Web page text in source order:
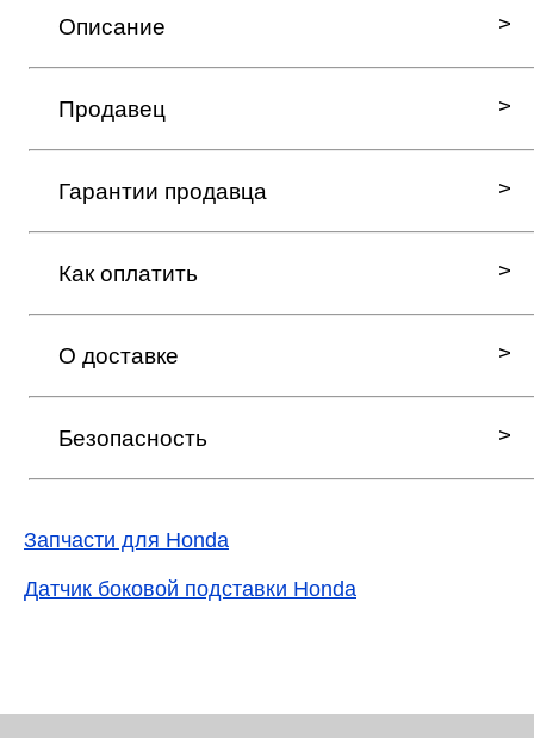
Описание
Продавец
Гарантии продавца
Как оплатить
О доставке
Безопасность
Запчасти для Honda
Датчик боковой подставки Honda